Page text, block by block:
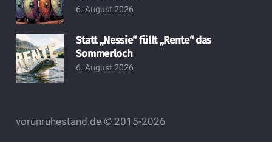
6. August 2026
Statt „Nessie“ füllt „Rente“ das
Sommerloch
6. August 2026
vorunruhestand.de © 2015-2026